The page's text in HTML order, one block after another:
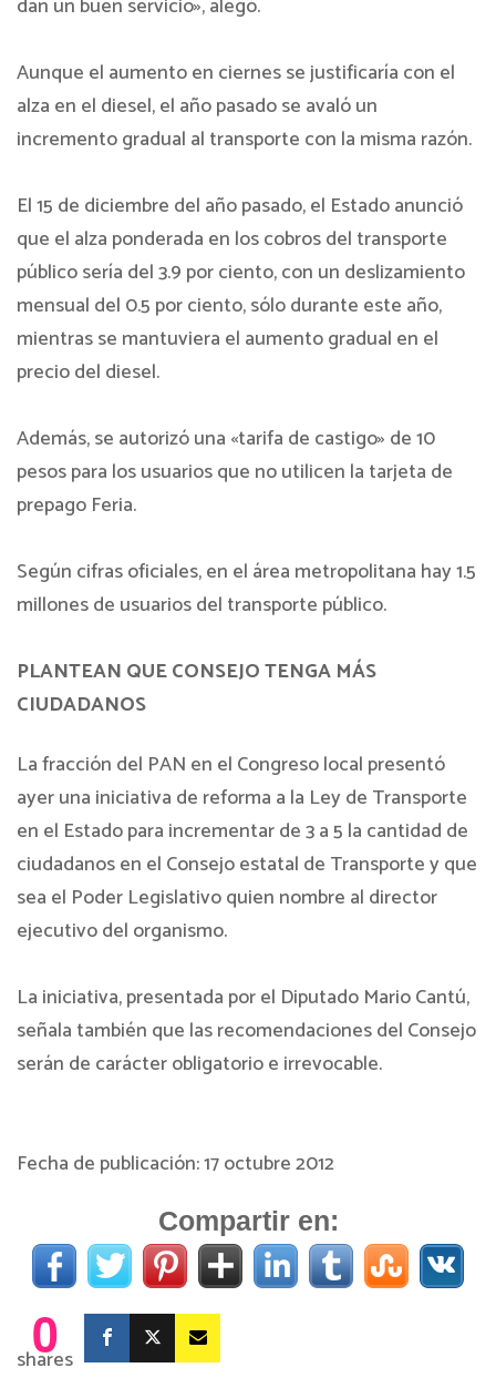
Aunque el aumento en ciernes se justificaría con el
alza en el diesel, el año pasado se avaló un
incremento gradual al transporte con la misma razón.
El 15 de diciembre del año pasado, el Estado anunció
que el alza ponderada en los cobros del transporte
público sería del 3.9 por ciento, con un deslizamiento
mensual del 0.5 por ciento, sólo durante este año,
mientras se mantuviera el aumento gradual en el
precio del diesel.
Además, se autorizó una «tarifa de castigo» de 10
pesos para los usuarios que no utilicen la tarjeta de
prepago Feria.
Según cifras oficiales, en el área metropolitana hay 1.5
millones de usuarios del transporte público.
PLANTEAN QUE CONSEJO TENGA MÁS
CIUDADANOS
La fracción del PAN en el Congreso local presentó
ayer una iniciativa de reforma a la Ley de Transporte
en el Estado para incrementar de 3 a 5 la cantidad de
ciudadanos en el Consejo estatal de Transporte y que
sea el Poder Legislativo quien nombre al director
ejecutivo del organismo.
La iniciativa, presentada por el Diputado Mario Cantú,
señala también que las recomendaciones del Consejo
serán de carácter obligatorio e irrevocable.
Fecha de publicación: 17 octubre 2012
Compartir en:
0
shares